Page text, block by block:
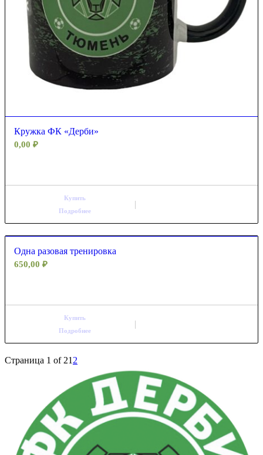
Кружка ФК «Дерби»
0,00 ₽
Купить
Подробнее
Одна разовая тренировка
650,00 ₽
Купить
Подробнее
Страница 1 of 21 2